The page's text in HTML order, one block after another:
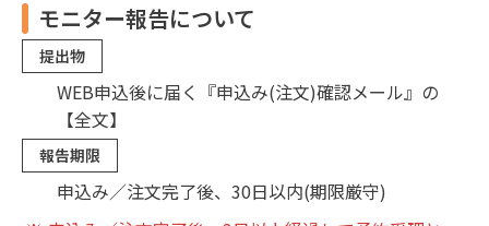
モニター報告について
提出物
WEB申込後に届く『申込み(注文)確認メール』の
【全文】
報告期限
申込み／注文完了後、30日以内(期限厳守)